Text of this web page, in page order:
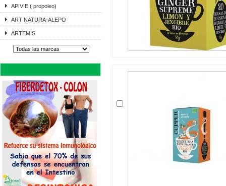
APIVIE ( propoleo)
ART NATURA-ALEPO
ARTEMIS